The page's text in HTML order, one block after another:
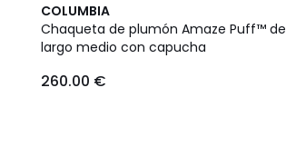
COLUMBIA
Chaqueta de plumón Amaze Puff™ de
largo medio con capucha
260.00 €